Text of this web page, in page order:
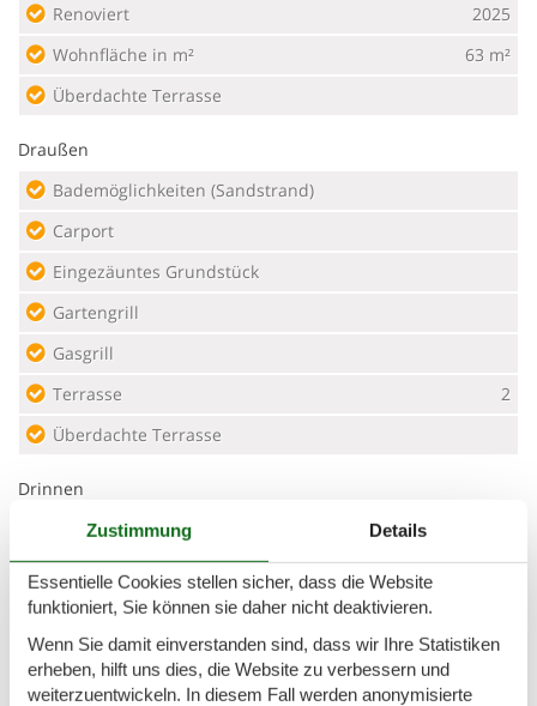
Renoviert
2025
Wohnfläche in m²
63 m²
Überdachte Terrasse
Draußen
Bademöglichkeiten (Sandstrand)
Carport
Eingezäuntes Grundstück
Gartengrill
Gasgrill
Terrasse
2
Überdachte Terrasse
Drinnen
Apple TV
Internetzugang
Kamin / Holzofen
Sauna
TV
Zustimmung Details
Essentielle Cookies stellen sicher, dass die Website
funktioniert, Sie können sie daher nicht deaktivieren.
Wenn Sie damit einverstanden sind, dass wir Ihre Statistiken
erheben, hilft uns dies, die Website zu verbessern und
weiterzuentwickeln. In diesem Fall werden anonymisierte